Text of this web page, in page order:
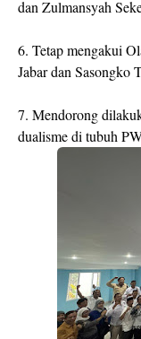
dan Zulmansyah
6. Tetap mengakui
Jabar dan Sasongko
7. Mendorong
dualisme di tubuh